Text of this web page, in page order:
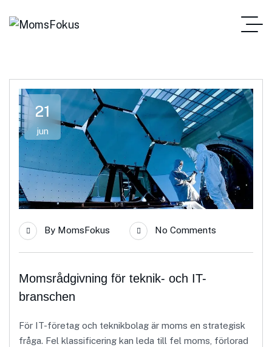
21
jun
By MomsFokus No Comments
Momsrådgivning för teknik- och IT-
branschen
För IT-företag och teknikbolag är moms en strategisk
fråga. Fel klassificering kan leda till fel moms, förlorad